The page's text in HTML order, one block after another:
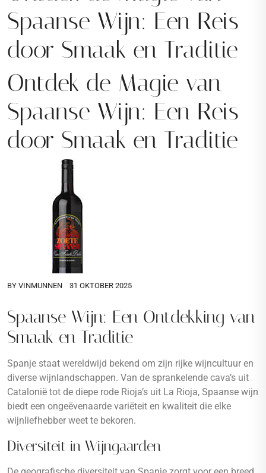
Spaanse Wijn: Een Reis
door Smaak en Traditie
Ontdek de Magie van
Spaanse Wijn: Een Reis
door Smaak en Traditie
BY VINMUNNEN 31 OKTOBER 2025
Spaanse Wijn: Een Ontdekking van
Smaak en Traditie
Spanje staat wereldwijd bekend om zijn rijke wijncultuur en
diverse wijnlandschappen. Van de sprankelende cava’s uit
Catalonië tot de diepe rode Rioja’s uit La Rioja, Spaanse wijn
biedt een ongeëvenaarde variëteit en kwaliteit die elke
wijnliefhebber weet te bekoren.
Diversiteit in Wijngaarden